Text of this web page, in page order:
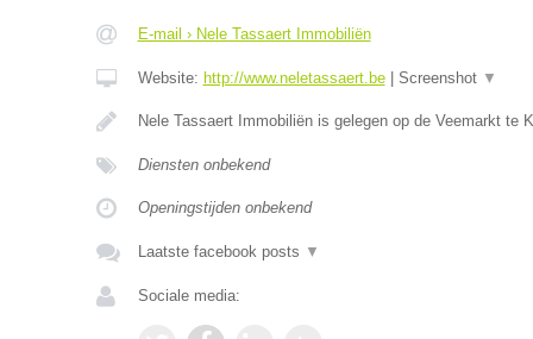
E-mail › Nele Tassaert Immobiliën
Website: http://www.neletassaert.be| Screenshot ▼
Nele Tassaert Immobiliën is gelegen op de Veemarkt te
Diensten onbekend
Openingstijden onbekend
Laatste facebook posts ▼
Sociale media: